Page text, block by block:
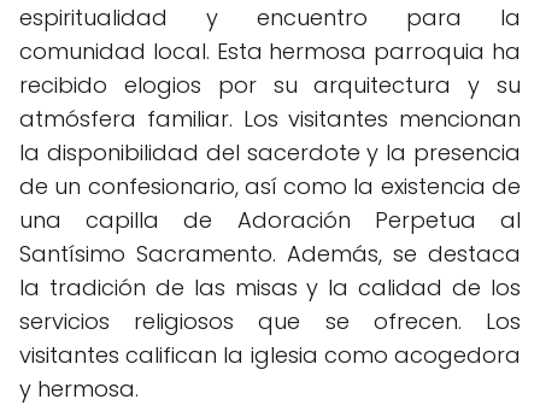
espiritualidad y encuentro para la
comunidad local. Esta hermosa parroquia ha
recibido elogios por su arquitectura y su
atmósfera familiar. Los visitantes mencionan
la disponibilidad del sacerdote y la presencia
de un confesionario, así como la existencia de
una capilla de Adoración Perpetua al
Santísimo Sacramento. Además, se destaca
la tradición de las misas y la calidad de los
servicios religiosos que se ofrecen. Los
visitantes califican la iglesia como acogedora
y hermosa.